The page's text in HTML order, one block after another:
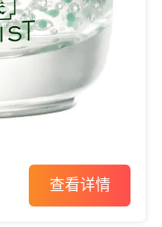
查看详情